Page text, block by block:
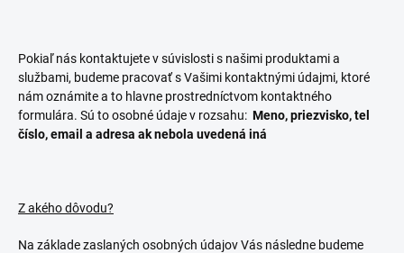
Pokiaľ nás kontaktujete v súvislosti s našimi produktami a
službami, budeme pracovať s Vašimi kontaktnými údajmi, ktoré
nám oznámite a to hlavne prostredníctvom kontaktného
formulára. Sú to osobné údaje v rozsahu: Meno, priezvisko, tel
číslo, email a adresa ak nebola uvedená iná
Z akého dôvodu?
Na základe zaslaných osobných údajov Vás následne budeme